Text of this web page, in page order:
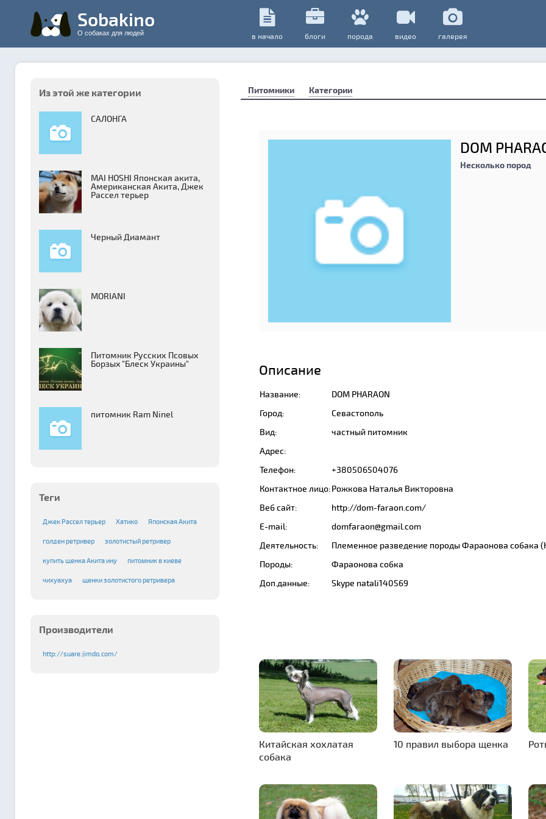
Sobakino
О собаках для людей в начало блоги порода видео галерея
Из этой же категории
САЛОНГА
MAI HOSHI Японская акита,
Американская Акита, Джек
Рассел терьер
Черный Диамант
MORIANI
Питомник Русских Псовых
Борзыx "Блеск Украины"
питомник Ram Ninel
Теги
Джек Рассел терьер Хатико Японская Акита
голден ретривер золотистый ретривер
купить щенка Акита ину питомник в киеве
чихуахуа щенки золотистого ретривера
Производители
http://suare.jimdo.com/
Питомники Категории
DOM
Несколько пород
Описание
Название:
DOM PHARAON
Город:
Севастополь
Вид:
частный питомник
Адрес:
Телефон:
+380506504076
Контактное лицо:Рожкова Наталья Викторовна
Веб сайт:
http://dom-faraon.com/
E-mail:
domfaraon@gmail.com
Деятельность:
Племенное разведение породы Фараонова собака
Породы:
Фараонова собка
Доп.данные:
Skype natali140569
Китайская хохлатая
собака
10 правил выбора щенка